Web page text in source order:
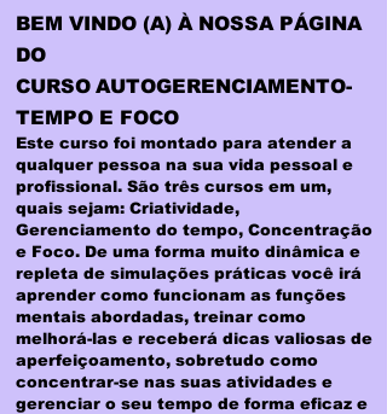
BEM VINDO (A) À NOSSA PÁGINA
DO
CURSO AUTOGERENCIAMENTO-
TEMPO E FOCO
Este curso foi montado para atender a
qualquer pessoa na sua vida pessoal e
profissional. São três cursos em um,
quais sejam: Criatividade,
Gerenciamento do tempo, Concentração
e Foco. De uma forma muito dinâmica e
repleta de simulações práticas você irá
aprender como funcionam as funções
mentais abordadas, treinar como
melhorá-las e receberá dicas valiosas de
aperfeiçoamento, sobretudo como
concentrar-se nas suas atividades e
gerenciar o seu tempo de forma eficaz e